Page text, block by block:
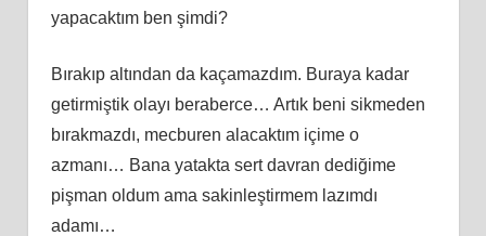
yapacaktım ben şimdi?
Bırakıp altından da kaçamazdım. Buraya kadar
getirmiştik olayı beraberce… Artık beni sikmeden
bırakmazdı, mecburen alacaktım içime o
azmanı… Bana yatakta sert davran dediğime
pişman oldum ama sakinleştirmem lazımdı
adamı…